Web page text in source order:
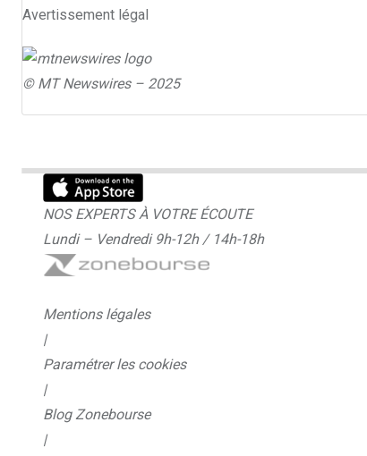
Avertissement légal
© MT Newswires – 2025
NOS EXPERTS À VOTRE ÉCOUTE
Lundi – Vendredi 9h-12h / 14h-18h
Mentions légales
|
Paramétrer les cookies
|
Blog Zonebourse
|